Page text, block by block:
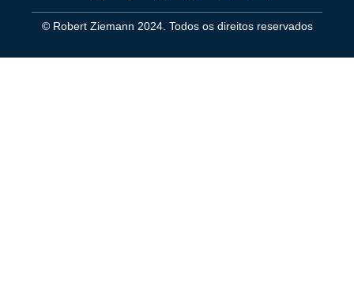
© Robert Ziemann 2024. Todos os direitos reservados